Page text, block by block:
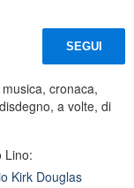
SEGUI
cronaca,
a volte, di
Lino:
Kirk Douglas